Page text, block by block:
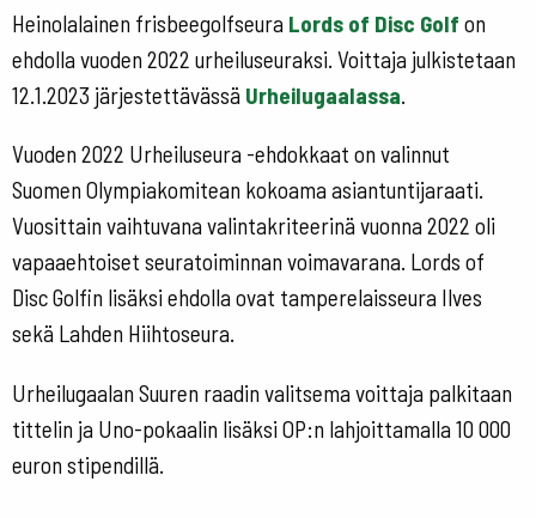
Heinolalainen frisbeegolfseura Lords of Disc Golf on
ehdolla vuoden 2022 urheiluseuraksi. Voittaja julkistetaan
12.1.2023 järjestettävässä Urheilugaalassa.
Vuoden 2022 Urheiluseura -ehdokkaat on valinnut
Suomen Olympiakomitean kokoama asiantuntijaraati.
Vuosittain vaihtuvana valintakriteerinä vuonna 2022 oli
vapaaehtoiset seuratoiminnan voimavarana. Lords of
Disc Golfin lisäksi ehdolla ovat tamperelaisseura Ilves
sekä Lahden Hiihtoseura.
Urheilugaalan Suuren raadin valitsema voittaja palkitaan
tittelin ja Uno-pokaalin lisäksi OP:n lahjoittamalla 10 000
euron stipendillä.